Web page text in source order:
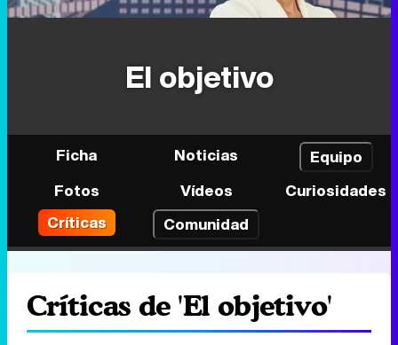
El objetivo
Ficha Noticias
Equipo
Fotos
Vídeos
Curiosidades
Críticas
Comunidad
Críticas de 'El objetivo'